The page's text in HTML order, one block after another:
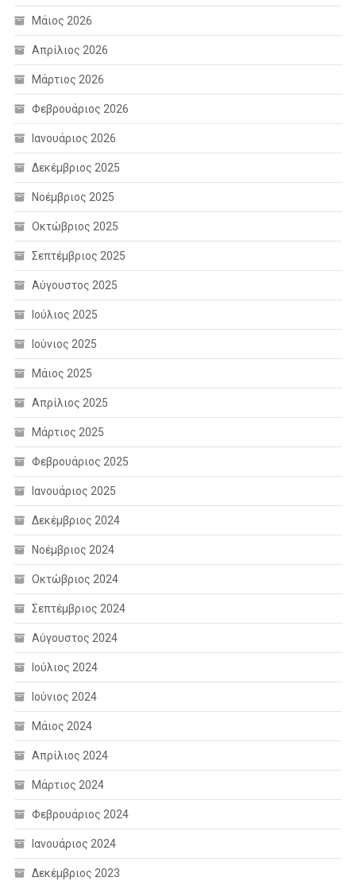
Μάιος 2026
Απρίλιος 2026
Μάρτιος 2026
Φεβρουάριος 2026
Ιανουάριος 2026
Δεκέμβριος 2025
Νοέμβριος 2025
Οκτώβριος 2025
Σεπτέμβριος 2025
Αύγουστος 2025
Ιούλιος 2025
Ιούνιος 2025
Μάιος 2025
Απρίλιος 2025
Μάρτιος 2025
Φεβρουάριος 2025
Ιανουάριος 2025
Δεκέμβριος 2024
Νοέμβριος 2024
Οκτώβριος 2024
Σεπτέμβριος 2024
Αύγουστος 2024
Ιούλιος 2024
Ιούνιος 2024
Μάιος 2024
Απρίλιος 2024
Μάρτιος 2024
Φεβρουάριος 2024
Ιανουάριος 2024
Δεκέμβριος 2023